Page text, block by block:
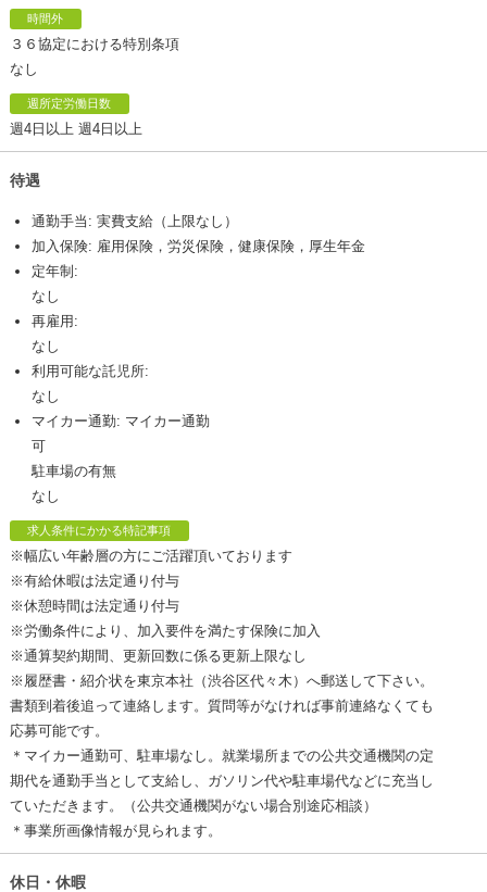
時間外
３６協定における特別条項
なし
週所定労働日数
週4日以上 週4日以上
待遇
通勤手当: 実費支給（上限なし）
加入保険: 雇用保険，労災保険，健康保険，厚生年金
定年制:
なし
再雇用:
なし
利用可能な託児所:
なし
マイカー通勤: マイカー通勤
可
駐車場の有無
なし
求人条件にかかる特記事項
※幅広い年齢層の方にご活躍頂いております
※有給休暇は法定通り付与
※休憩時間は法定通り付与
※労働条件により、加入要件を満たす保険に加入
※通算契約期間、更新回数に係る更新上限なし
※履歴書・紹介状を東京本社（渋谷区代々木）へ郵送して下さい。
書類到着後追って連絡します。質問等がなければ事前連絡なくても
応募可能です。
＊マイカー通勤可、駐車場なし。就業場所までの公共交通機関の定
期代を通勤手当として支給し、ガソリン代や駐車場代などに充当し
ていただきます。（公共交通機関がない場合別途応相談）
＊事業所画像情報が見られます。
休日・休暇